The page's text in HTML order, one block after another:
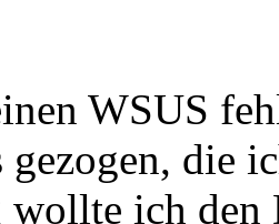
WSUS
gezogen, die
ich den